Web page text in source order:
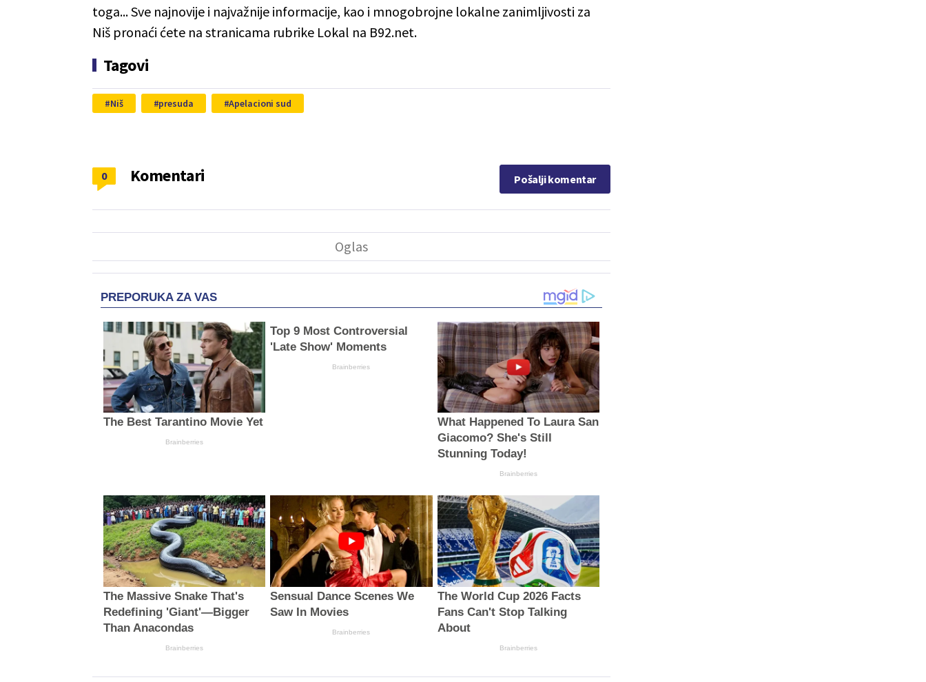
toga... Sve najnovije i najvažnije informacije, kao i mnogobrojne lokalne zanimljivosti za
Niš pronaći ćete na stranicama rubrike Lokal na B92.net.
Tagovi
Niš presuda Apelacioni sud
Komentari
0 Pošalji komentar
PREPORUKA ZA VAS
The Best Tarantino Movie Yet
Brainberries
Top 9 Most Controversial
'Late Show' Moments
Brainberries
What Happened To Laura San
Giacomo? She's Still
Stunning Today!
Brainberries
The Massive Snake That's
Redefining 'Giant'—Bigger
Than Anacondas
Brainberries
Sensual Dance Scenes We
Saw In Movies
Brainberries
The World Cup 2026 Facts
Fans Can't Stop Talking
About
Brainberries